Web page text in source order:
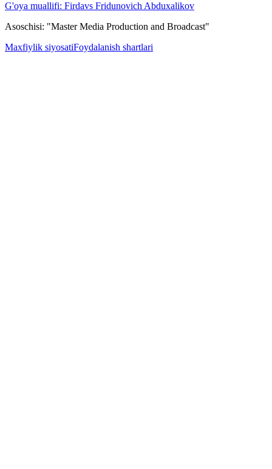
G'oya muallifi: Firdavs Fridunovich Abduxalikov
Asoschisi: "Master Media Production and Broadcast"
Maxfiylik siyosatiFoydalanish shartlari